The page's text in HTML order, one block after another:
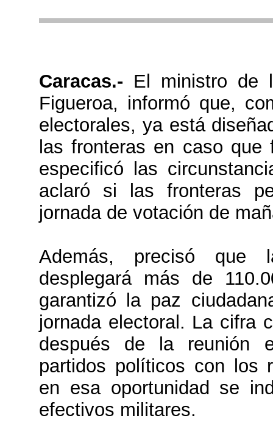
Caracas.- El ministro de
Figueroa, informó que,
electorales, ya está
las fronteras en caso
especificó las
aclaró si las fronteras
jornada de votación de
Además, precisó que
desplegará más de
garantizó la paz
jornada electoral. La cifra
después de la reunión
partidos políticos con los
en esa oportunidad se
efectivos militares.